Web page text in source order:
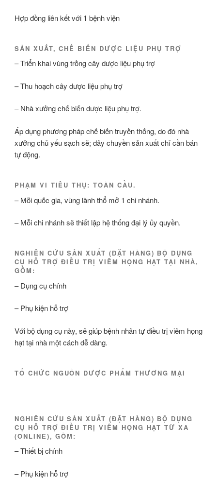
Hợp đồng liên kết với 1 bệnh viện
SẢN XUẤT, CHẾ BIẾN DƯỢC LIỆU PHỤ TRỢ
– Triển khai vùng trồng cây dược liệu phụ trợ
– Thu hoạch cây dược liệu phụ trợ
– Nhà xưởng chế biến dược liệu phụ trợ.
Áp dụng phương pháp chế biến truyền thống, do đó nhà
xưởng chủ yếu sạch sẽ; dây chuyền sản xuất chỉ cần bán
tự động.
PHẠM VI TIÊU THỤ: TOÀN CẦU.
– Mỗi quốc gia, vùng lãnh thổ mở 1 chi nhánh.
– Mỗi chi nhánh sẽ thiết lập hệ thống đại lý ủy quyền.
NGHIÊN CỨU SẢN XUẤT (ĐẶT HÀNG) BỘ DỤNG
CỤ HỖ TRỢ ĐIỀU TRỊ VIÊM HỌNG HẠT TẠI NHÀ,
GỒM:
– Dụng cụ chính
– Phụ kiện hỗ trợ
Với bộ dụng cụ này, sẽ giúp bệnh nhân tự điều trị viêm họng
hạt tại nhà một cách dễ dàng.
TỔ CHỨC NGUỒN DƯỢC PHẨM THƯƠNG MẠI
NGHIÊN CỨU SẢN XUẤT (ĐẶT HÀNG) BỘ DỤNG
CỤ HỖ TRỢ ĐIỀU TRỊ VIÊM HỌNG HẠT TỪ XA
(ONLINE), GỒM:
– Thiết bị chính
– Phụ kiện hỗ trợ